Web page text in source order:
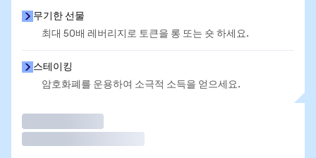
무기한 선물
최대 50배 레버리지로 토큰을 롱 또는 숏 하세요.
스테이킹
암호화폐를 운용하여 소극적 소득을 얻으세요.